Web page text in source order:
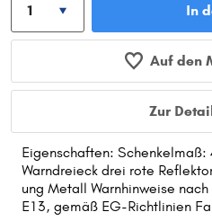
In
Auf den
Zur
Eigenschaften:
Warndreieck drei rote
ung Metall Warnhinweise
E13, gemäß EG-Richtlinien